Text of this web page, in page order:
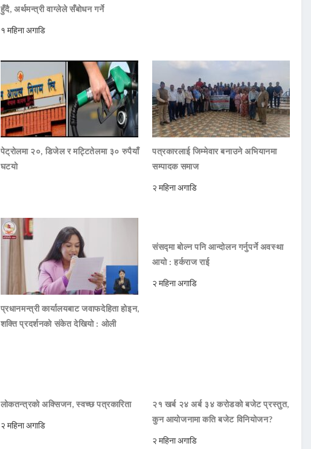
हुँदै, अर्थमन्त्री वाग्लेले सँबोधन गर्ने
१ महिना अगाडि
पेट्रोलमा २०, डिजेल र मट्टितेलमा ३० रुपैयाँ
घटयो
पत्रकारलाई जिम्मेवार बनाउने अभियानमा
सम्पादक समाज
२ महिना अगाडि
प्रधानमन्त्री कार्यालयबाट जवाफदेहिता होइन,
शक्ति प्रदर्शनको संकेत देखियो : ओली
संसद्मा बोल्न पनि आन्दोलन गर्नुपर्ने अवस्था
आयो : हर्कराज राई
२ महिना अगाडि
लोकतन्त्रको अक्सिजन, स्वच्छ पत्रकारिता
२ महिना अगाडि
२१ खर्ब २४ अर्ब ३४ करोडको बजेट प्रस्तुत,
कुन आयोजनामा कति बजेट विनियोजन?
२ महिना अगाडि